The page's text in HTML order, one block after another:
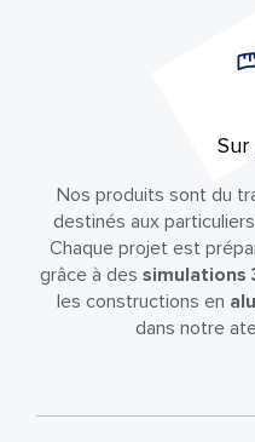
Sur
Nos produits sont du
destinés aux
Chaque projet est
grâce à des simulations
les constructions en
dans notre